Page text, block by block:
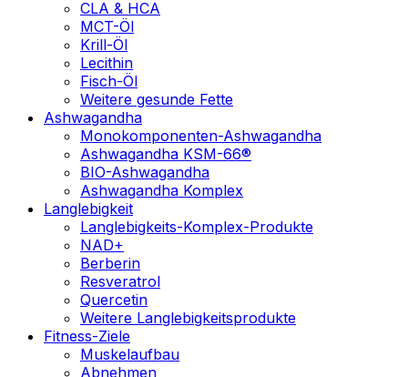
CLA & HCA
MCT-Öl
Krill-Öl
Lecithin
Fisch-Öl
Weitere gesunde Fette
Ashwagandha
Monokomponenten-Ashwagandha
Ashwagandha KSM-66®
BIO-Ashwagandha
Ashwagandha Komplex
Langlebigkeit
Langlebigkeits-Komplex-Produkte
NAD+
Berberin
Resveratrol
Quercetin
Weitere Langlebigkeitsprodukte
Fitness-Ziele
Muskelaufbau
Abnehmen